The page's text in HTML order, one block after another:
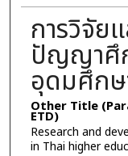
การวิจัย
ปัญญาศึ
อุดมศึกษ
Other Title
ETD)
Research and
in Thai higher